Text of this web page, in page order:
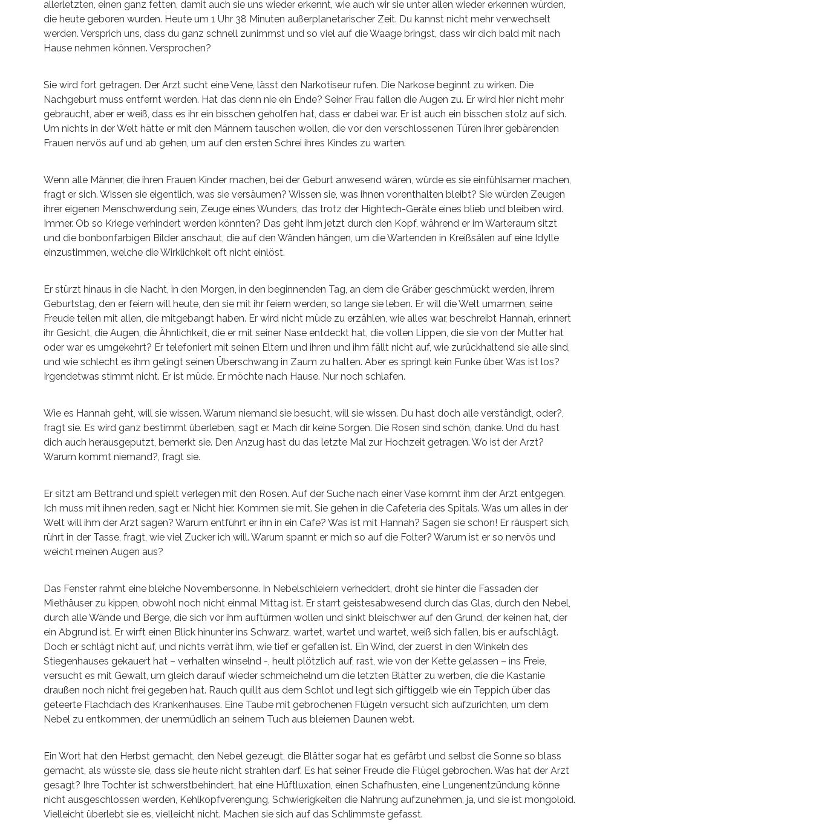
allerletzten, einen ganz fetten, damit auch sie uns wieder erkennt, wie auch wir sie unter allen wieder erkennen würden,
die heute geboren wurden. Heute um 1 Uhr 38 Minuten außerplanetarischer Zeit. Du kannst nicht mehr verwechselt
werden. Versprich uns, dass du ganz schnell zunimmst und so viel auf die Waage bringst, dass wir dich bald mit nach
Hause nehmen können. Versprochen?
Sie wird fort getragen. Der Arzt sucht eine Vene, lässt den Narkotiseur rufen. Die Narkose beginnt zu wirken. Die
Nachgeburt muss entfernt werden. Hat das denn nie ein Ende? Seiner Frau fallen die Augen zu. Er wird hier nicht mehr
gebraucht, aber er weiß, dass es ihr ein bisschen geholfen hat, dass er dabei war. Er ist auch ein bisschen stolz auf sich.
Um nichts in der Welt hätte er mit den Männern tauschen wollen, die vor den verschlossenen Türen ihrer gebärenden
Frauen nervös auf und ab gehen, um auf den ersten Schrei ihres Kindes zu warten.
Wenn alle Männer, die ihren Frauen Kinder machen, bei der Geburt anwesend wären, würde es sie einfühlsamer machen,
fragt er sich. Wissen sie eigentlich, was sie versäumen? Wissen sie, was ihnen vorenthalten bleibt? Sie würden Zeugen
ihrer eigenen Menschwerdung sein, Zeuge eines Wunders, das trotz der Hightech-Geräte eines blieb und bleiben wird.
Immer. Ob so Kriege verhindert werden könnten? Das geht ihm jetzt durch den Kopf, während er im Warteraum sitzt
und die bonbonfarbigen Bilder anschaut, die auf den Wänden hängen, um die Wartenden in Kreißsälen auf eine Idylle
einzustimmen, welche die Wirklichkeit oft nicht einlöst.
Er stürzt hinaus in die Nacht, in den Morgen, in den beginnenden Tag, an dem die Gräber geschmückt werden, ihrem
Geburtstag, den er feiern will heute, den sie mit ihr feiern werden, so lange sie leben. Er will die Welt umarmen, seine
Freude teilen mit allen, die mitgebangt haben. Er wird nicht müde zu erzählen, wie alles war, beschreibt Hannah, erinnert
ihr Gesicht, die Augen, die Ähnlichkeit, die er mit seiner Nase entdeckt hat, die vollen Lippen, die sie von der Mutter hat
oder war es umgekehrt? Er telefoniert mit seinen Eltern und ihren und ihm fällt nicht auf, wie zurückhaltend sie alle sind,
und wie schlecht es ihm gelingt seinen Überschwang in Zaum zu halten. Aber es springt kein Funke über. Was ist los?
Irgendetwas stimmt nicht. Er ist müde. Er möchte nach Hause. Nur noch schlafen.
Wie es Hannah geht, will sie wissen. Warum niemand sie besucht, will sie wissen. Du hast doch alle verständigt, oder?,
fragt sie. Es wird ganz bestimmt überleben, sagt er. Mach dir keine Sorgen. Die Rosen sind schön, danke. Und du hast
dich auch herausgeputzt, bemerkt sie. Den Anzug hast du das letzte Mal zur Hochzeit getragen. Wo ist der Arzt?
Warum kommt niemand?, fragt sie.
Er sitzt am Bettrand und spielt verlegen mit den Rosen. Auf der Suche nach einer Vase kommt ihm der Arzt entgegen.
Ich muss mit ihnen reden, sagt er. Nicht hier. Kommen sie mit. Sie gehen in die Cafeteria des Spitals. Was um alles in der
Welt will ihm der Arzt sagen? Warum entführt er ihn in ein Cafe? Was ist mit Hannah? Sagen sie schon! Er räuspert sich,
rührt in der Tasse, fragt, wie viel Zucker ich will. Warum spannt er mich so auf die Folter? Warum ist er so nervös und
weicht meinen Augen aus?
Das Fenster rahmt eine bleiche Novembersonne. In Nebelschleiern verheddert, droht sie hinter die Fassaden der
Miethäuser zu kippen, obwohl noch nicht einmal Mittag ist. Er starrt geistesabwesend durch das Glas, durch den Nebel,
durch alle Wände und Berge, die sich vor ihm auftürmen wollen und sinkt bleischwer auf den Grund, der keinen hat, der
ein Abgrund ist. Er wirft einen Blick hinunter ins Schwarz, wartet, wartet und wartet, weiß sich fallen, bis er aufschlägt.
Doch er schlägt nicht auf, und nichts verrät ihm, wie tief er gefallen ist. Ein Wind, der zuerst in den Winkeln des
Stiegenhauses gekauert hat – verhalten winselnd -, heult plötzlich auf, rast, wie von der Kette gelassen – ins Freie,
versucht es mit Gewalt, um gleich darauf wieder schmeichelnd um die letzten Blätter zu werben, die die Kastanie
draußen noch nicht frei gegeben hat. Rauch quillt aus dem Schlot und legt sich giftiggelb wie ein Teppich über das
geteerte Flachdach des Krankenhauses. Eine Taube mit gebrochenen Flügeln versucht sich aufzurichten, um dem
Nebel zu entkommen, der unermüdlich an seinem Tuch aus bleiernen Daunen webt.
Ein Wort hat den Herbst gemacht, den Nebel gezeugt, die Blätter sogar hat es gefärbt und selbst die Sonne so blass
gemacht, als wüsste sie, dass sie heute nicht strahlen darf. Es hat seiner Freude die Flügel gebrochen. Was hat der Arzt
gesagt? Ihre Tochter ist schwerstbehindert, hat eine Hüftluxation, einen Schafhusten, eine Lungenentzündung könne
nicht ausgeschlossen werden, Kehlkopfverengung, Schwierigkeiten die Nahrung aufzunehmen, ja, und sie ist mongoloid.
Vielleicht überlebt sie es, vielleicht nicht. Machen sie sich auf das Schlimmste gefasst.